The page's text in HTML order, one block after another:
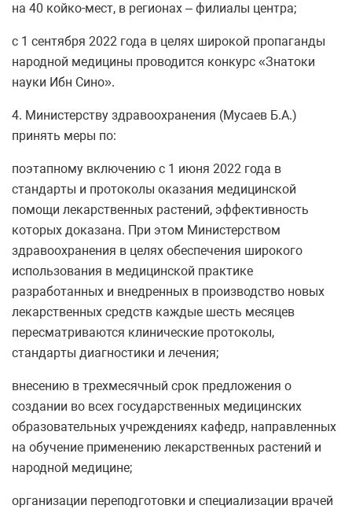
на 40 койко-мест, в регионах – филиалы центра;
с 1 сентября 2022 года в целях широкой пропаганды
народной медицины проводится конкурс «Знатоки
науки Ибн Сино».
4. Министерству здравоохранения (Мусаев Б.А.)
принять меры по:
поэтапному включению с 1 июня 2022 года в
стандарты и протоколы оказания медицинской
помощи лекарственных растений, эффективность
которых доказана. При этом Министерством
здравоохранения в целях обеспечения широкого
использования в медицинской практике
разработанных и внедренных в производство новых
лекарственных средств каждые шесть месяцев
пересматриваются клинические протоколы,
стандарты диагностики и лечения;
внесению в трехмесячный срок предложения о
создании во всех государственных медицинских
образовательных учреждениях кафедр, направленных
на обучение применению лекарственных растений и
народной медицине;
организации переподготовки и специализации врачей